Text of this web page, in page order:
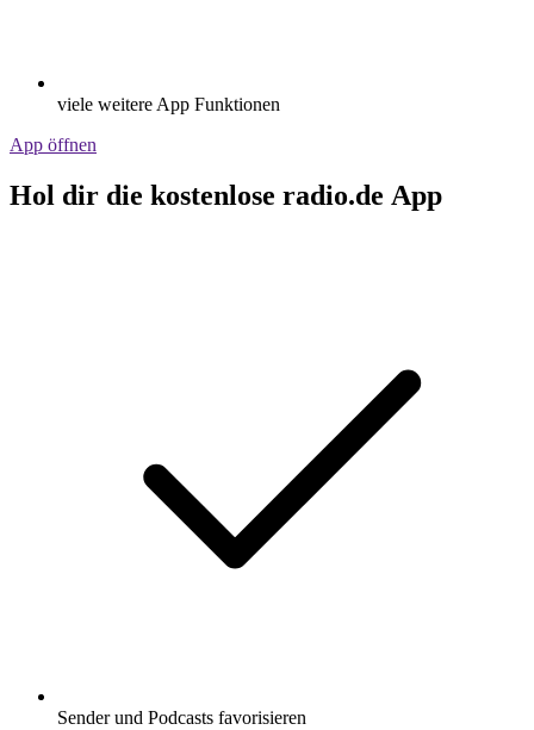
viele weitere App Funktionen
App öffnen
Hol dir die kostenlose radio.de App
Sender und Podcasts favorisieren